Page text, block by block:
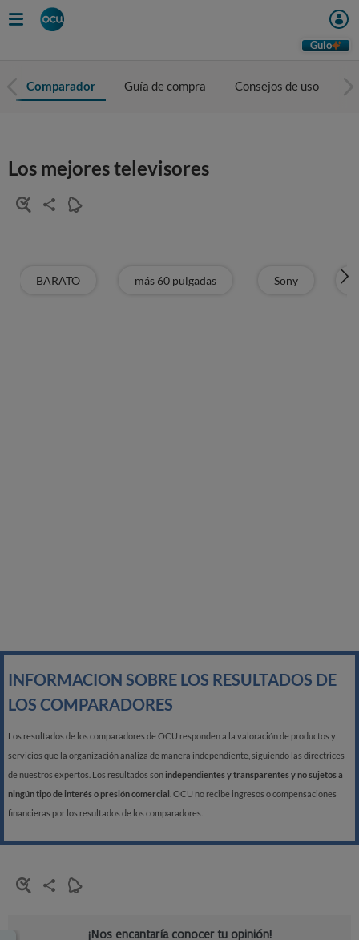
Guio
Comparador Guía de compra Consejos de uso
Los mejores televisores
BARATO más 60 pulgadas Sony
INFORMACION SOBRE LOS RESULTADOS DE
LOS COMPARADORES
Los resultados de los comparadores de OCU responden a la valoración de productos y
servicios que la organización analiza de manera independiente, siguiendo las directrices
de nuestros expertos. Los resultados son independientes y transparentes y no sujetos a
ningún tipo de interés o presión comercial . OCU no recibe ingresos o compensaciones
financieras por los resultados de los comparadores.